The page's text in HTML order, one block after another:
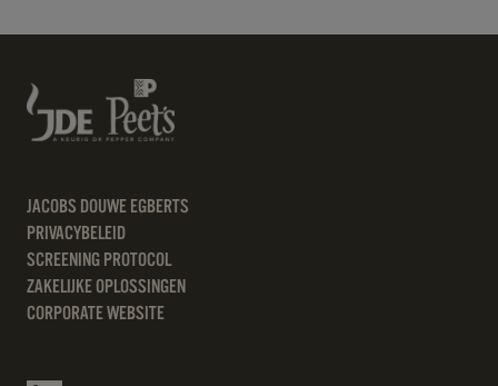
JACOBS DOUWE EGBERTS
PRIVACYBELEID
SCREENING PROTOCOL
ZAKELIJKE OPLOSSINGEN
CORPORATE WEBSITE